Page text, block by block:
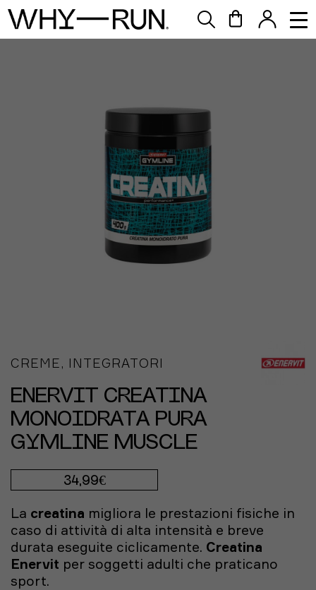
CREME, INTEGRATORI
ENERVIT CREATINA
MONOIDRATA PURA
GYMLINE MUSCLE
34,99€
La creatina migliora le prestazioni fisiche in
caso di attività di alta intensità e breve
durata eseguite ciclicamente. Creatina
Enervit per soggetti adulti che praticano
sport.